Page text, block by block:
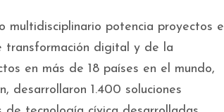
multidisciplinario potencia proyectos e
transformación digital y de la
en más de 18 países en el mundo,
desarrollaron 1.400 soluciones